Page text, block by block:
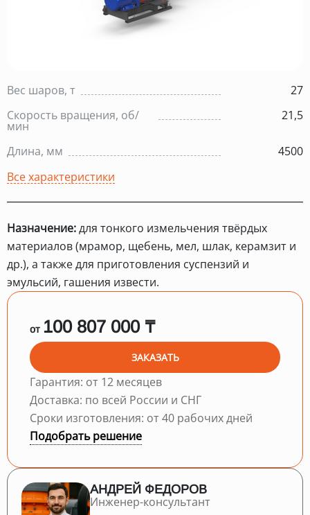
Вес шаров, т
27
Скорость вращения, об/
мин
21,5
Длина, мм
4500
Все характеристики
Назначение:для тонкого измельчения твёрдых
материалов (мрамор, щебень, мел, шлак, керамзит и
др.), а также для приготовления суспензий и
эмульсий, гашения извести.
от 100 807 000 ₸
ЗАКАЗАТЬ
Гарантия: от 12 месяцев
Доставка: по всей России и СНГ
Сроки изготовления: от 40 рабочих дней
Подобрать решение
АНДРЕЙ ФЕДОРОВ
Инженер-консультант